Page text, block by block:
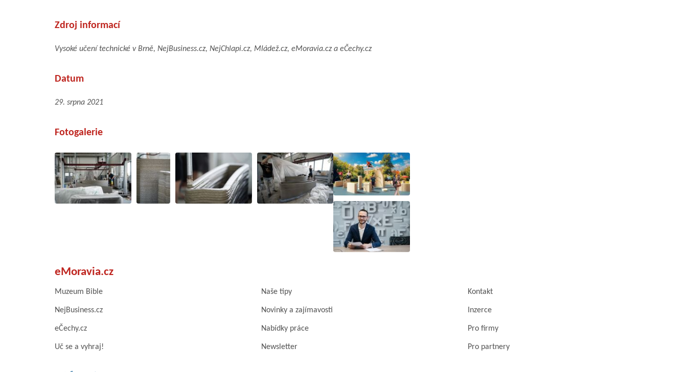
Zdroj informací
Vysoké učení technické v Brně, NejBusiness.cz, NejChlapi.cz, Mládež.cz, eMoravia.cz a eČechy.cz
Datum
29. srpna 2021
Fotogalerie
eMoravia.cz
Muzeum Bible Naše tipy Kontakt
NejBusiness.cz Novinky a zajímavosti Inzerce
eČechy.cz Nabídky práce Pro firmy
Uč se a vyhraj! Newsletter Pro partnery